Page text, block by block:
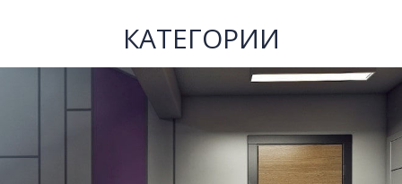
КАТЕГОРИИ